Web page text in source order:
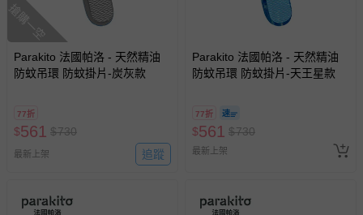
搶購一空
Parakito 法國帕洛 - 天然精油
防蚊吊環 防蚊掛片-炭灰款
77折
$561 $730
最新上架 追蹤
Parakito 法國帕洛 - 天然精油
防蚊吊環 防蚊掛片-天王星款
77折
$561 $730
最新上架